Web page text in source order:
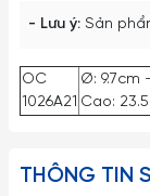
- Lưu ý: Sản
OC
1026A21
Ø: 9.7cm
Cao:
THÔNG TIN